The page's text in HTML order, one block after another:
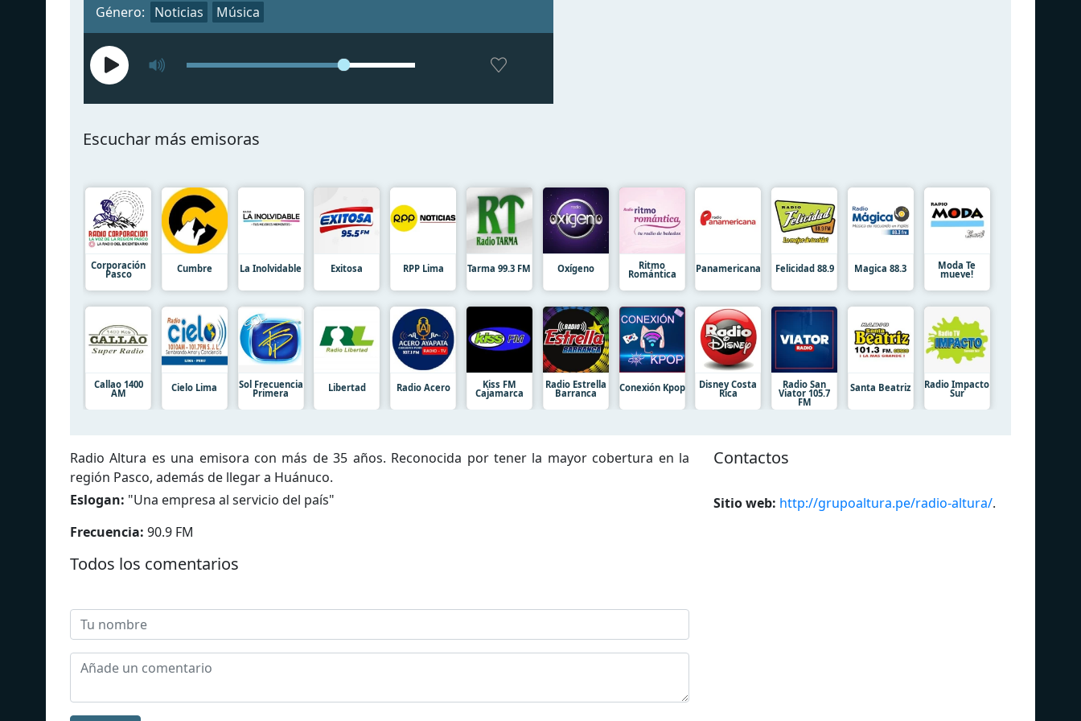
Género: Noticias Música
Escuchar más emisoras
Corporación
Pasco Cumbre La Inolvidable Exitosa RPP Lima Tarma 99.3 FM Oxígeno Ritmo
Romántica Panamericana Felicidad 88.9 Magica 88.3 Moda Te
mueve!
Callao 1400
AM Cielo Lima Sol Frecuencia
Primera Libertad Radio Acero Kiss FM
Cajamarca
Radio Estrella
Barranca Conexión Kpop Disney Costa
Rica
Radio San
Viator 105.7
FM
Santa Beatriz Radio Impacto
Sur
Radio Altura es una emisora con más de 35 años. Reconocida por tener la mayor cobertura en la
región Pasco, además de llegar a Huánuco.
Eslogan: "Una empresa al servicio del país"
Frecuencia: 90.9 FM
Contactos
Sitio web: http://grupoaltura.pe/radio-altura/.
Todos los comentarios